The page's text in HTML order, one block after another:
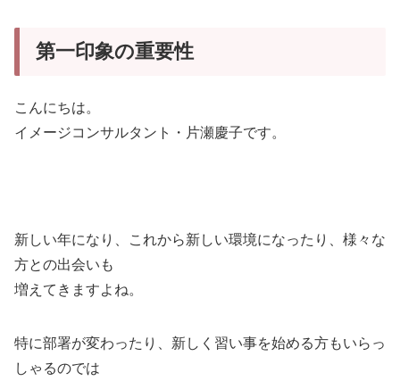
第一印象の重要性
こんにちは。
イメージコンサルタント・片瀬慶子です。
新しい年になり、これから新しい環境になったり、様々な
方との出会いも
増えてきますよね。
特に部署が変わったり、新しく習い事を始める方もいらっ
しゃるのでは